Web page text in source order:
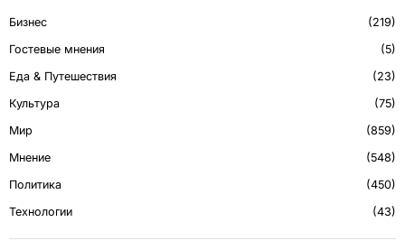
Бизнес
219
Гостевые мнения
5
Еда & Путешествия
23
Культура
75
Мир
859
Мнение
548
Политика
450
Технологии
43